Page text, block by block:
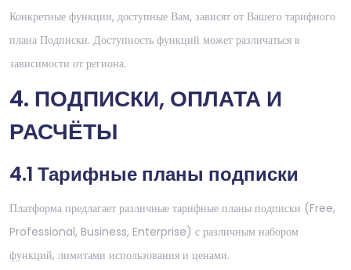
Конкретные функции, доступные Вам, зависят от Вашего тарифного
плана Подписки. Доступность функций может различаться в
зависимости от региона.
4. ПОДПИСКИ, ОПЛАТА И
РАСЧЁТЫ
4.1 Тарифные планы подписки
Платформа предлагает различные тарифные планы подписки (Free,
Professional, Business, Enterprise) с различным набором
функций, лимитами использования и ценами.